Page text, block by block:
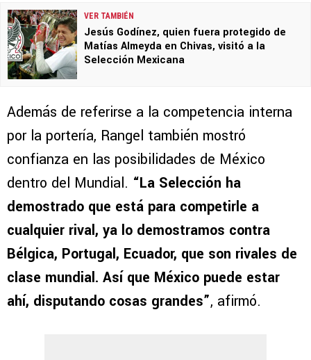
VER TAMBIÉN
Jesús Godínez, quien fuera protegido de
Matías Almeyda en Chivas, visitó a la
Selección Mexicana
Además de referirse a la competencia interna
por la portería, Rangel también mostró
confianza en las posibilidades de México
dentro del Mundial. “La Selección ha
demostrado que está para competirle a
cualquier rival, ya lo demostramos contra
Bélgica, Portugal, Ecuador, que son rivales de
clase mundial. Así que México puede estar
ahí, disputando cosas grandes”, afirmó.